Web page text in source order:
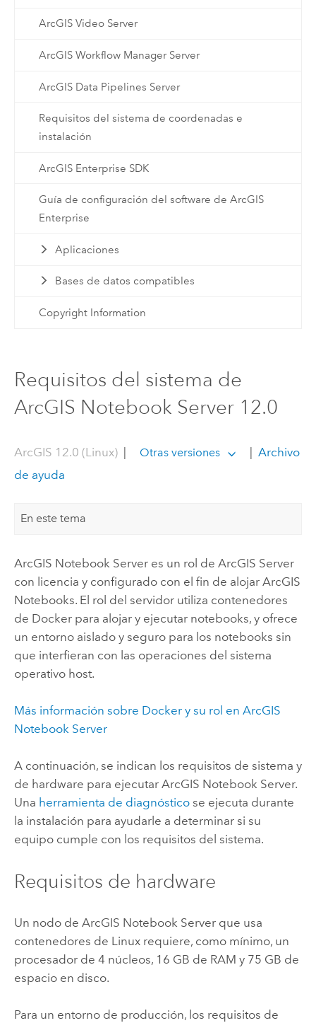
ArcGIS Video Server
ArcGIS Workflow Manager Server
ArcGIS Data Pipelines Server
Requisitos del sistema de coordenadas e
instalación
ArcGIS Enterprise SDK
Guía de configuración del software de ArcGIS
Enterprise
Aplicaciones
Bases de datos compatibles
Copyright Information
Requisitos del sistema de
ArcGIS Notebook Server 12.0
ArcGIS 12.0 (Linux)| Otras versiones
Archivo
de ayuda
En este tema
ArcGIS Notebook Serveres un rol de ArcGIS Server
con licencia y configurado con el fin de alojar ArcGIS
Notebooks. El rol del servidor utiliza contenedores
de Dockerpara alojar y ejecutar notebooks, y ofrece
un entorno aislado y seguro para los notebooks sin
que interfieran con las operaciones del sistema
operativo host.
Más información sobre Dockery su rol en ArcGIS
Notebook Server
A continuación, se indican los requisitos de sistema y
de hardware para ejecutar ArcGIS Notebook Server.
Una herramienta de diagnósticose ejecuta durante
la instalación para ayudarle a determinar si su
equipo cumple con los requisitos del sistema.
Requisitos de hardware
Un nodo de ArcGIS Notebook Serverque usa
contenedores de Linuxrequiere, como mínimo, un
procesador de 4 núcleos, 16 GB de RAM y 75 GB de
espacio en disco.
Para un entorno de producción, los requisitos de